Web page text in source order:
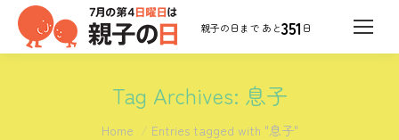
351 日
Tag Archives: 息子
You are here:
Home Entries tagged with "息子"